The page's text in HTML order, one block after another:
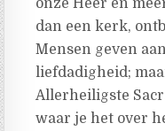
onze Heer en
dan een kerk,
Mensen geven
liefdadigheid;
Allerheiligste
waar je het over